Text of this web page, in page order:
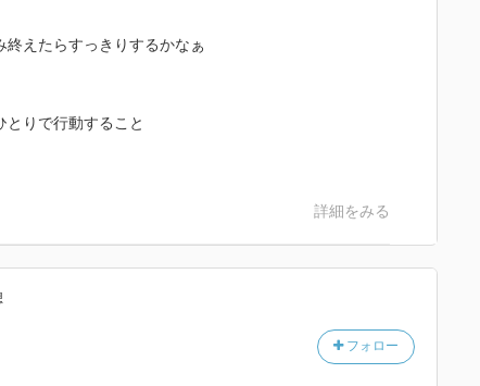
終えたらすっきりするかなぁ
とりで行動すること
詳細をみる
フォロー